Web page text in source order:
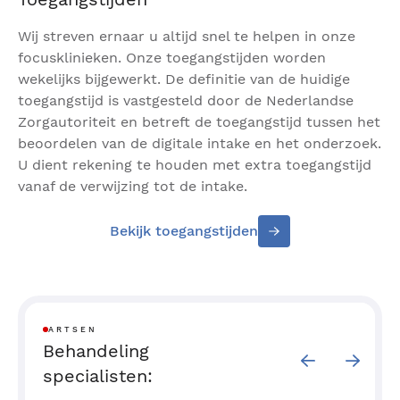
Behandeling herpes simplex
Normaal gesproken hoeft herpes niet behandeld te
worden. De klachten verdwijnen vanzelf. Wanneer
er wel behandeling nodig is, zal uw arts medicijnen
voorschrijven. Er zijn geen medicijnen die er voor
zorgen dat het opgeslagen herpesvirus definitief uit
uw lichaam verdwijnt. Herpes kan dus na
behandeling regelmatig terugkomen. Behandeling
met medicijnen wordt ingezet bij een ernstige
infectie. Tevens kunnen dit soort medicijnen ingezet
Wat kunt u zelf doen?
Zorg ervoor dat wanneer u last heeft van een
Wij streven ernaar u altijd snel te helpen in onze
focusklinieken. Onze toegangstijden worden
wekelijks bijgewerkt. De definitie van de huidige
toegangstijd is vastgesteld door de Nederlandse
Zorgautoriteit en betreft de toegangstijd tussen het
beoordelen van de digitale intake en het onderzoek.
U dient rekening te houden met extra toegangstijd
vanaf de verwijzing tot de intake.
Bekijk toegangstijden
ARTSEN
Behandeling
specialisten: